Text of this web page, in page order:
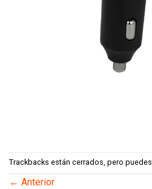
Trackbacks están cerrados, pero puedes
← Anterior